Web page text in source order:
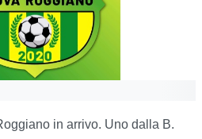
in arrivo. Uno dalla B.